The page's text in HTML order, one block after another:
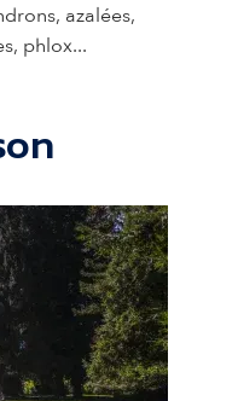
azalées,
phlox...